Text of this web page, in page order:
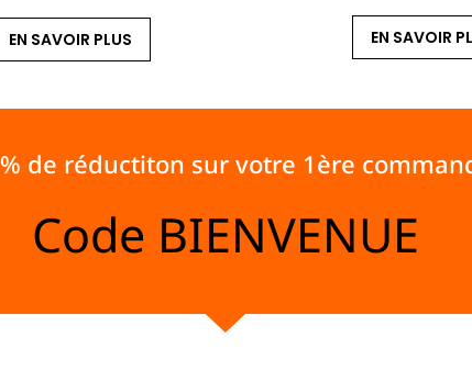
EN SAVOIR PLUS EN SAVOIR
de réductiton sur votre 1ère
Code BIENVENUE